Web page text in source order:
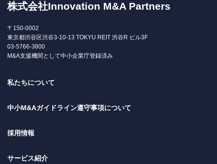
株式会社Innovation M&A Partners
〒150-0002
東京都渋谷区渋谷3-10-13 TOKYU REIT 渋谷R ビル3F
03-5766-3800
M&A支援機関として中小企業庁登録済み
私たちについて
中小M&Aガイドライン遵守事項について
採用情報
サービス紹介